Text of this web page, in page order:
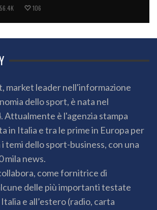
56.4K 106
market leader nell'informazione
dello sport, è nata nel
Attualmente è l'agenzia stampa
in Italia e tra le prime in Europa per
temi dello sport-business, con una
mila news.
come fornitrice di
delle più importanti testate
e all’estero (radio, carta